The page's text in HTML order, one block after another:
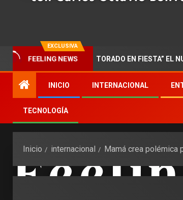
EXCLUSIVA
FEELING NEWS
PRESENTA “DOCTORADO EN FIESTA” EL NUEVO
INICIO INTERNACIONAL
TECNOLOGÍA
Inicio internacional Mamá crea polémica